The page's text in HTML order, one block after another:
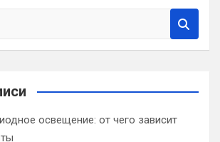
освещение: от чего зависит